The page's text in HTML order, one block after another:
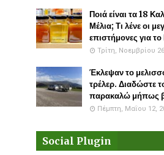
Ποιά είναι τα 18
Μέλια; Τι λένε οι
επιστήμονες για
Τρίτη, Νοεμβρίου
Έκλεψαν το
τρέλερ. Διαδώστε
παρακαλώ μήπως
Πέμπτη, Μαΐου 12,
Social Plugin